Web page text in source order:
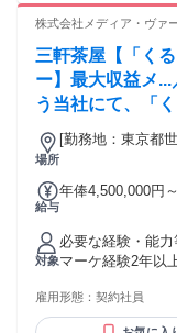
宅勤務、ネイル
株式会社メディア・ヴァ
三軒茶屋【「く
ー】最大収益メ
う当社にて、「
理・効果分析な
ます。
場所
[勤務地：東京都
給与
年俸4,500,000円
考：年俸￥
￥371,000 固定残
当：通勤手当（
対象
必要な経験・能
マーケ経験2年以
プライバシーマーク/個人
スピード感：独
雇用形態： 契約社員